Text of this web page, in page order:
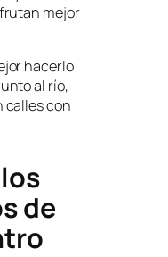
mejor
hacerlo
al río,
calles con
de